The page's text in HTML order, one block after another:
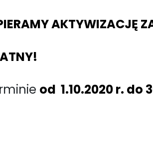
AKTYWIZACJĘ
od 1.10.2020 r. do